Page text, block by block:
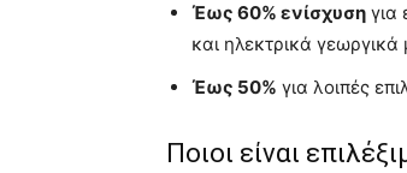
Έως 60% ενίσχυση για
και ηλεκτρικά
Έως 50% για λοιπές
Ποιοι είναι